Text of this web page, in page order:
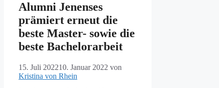
Alumni Jenenses
prämiert erneut die
beste Master- sowie die
beste Bachelorarbeit
15. Juli 202210. Januar 2022 von
Kristina von Rhein